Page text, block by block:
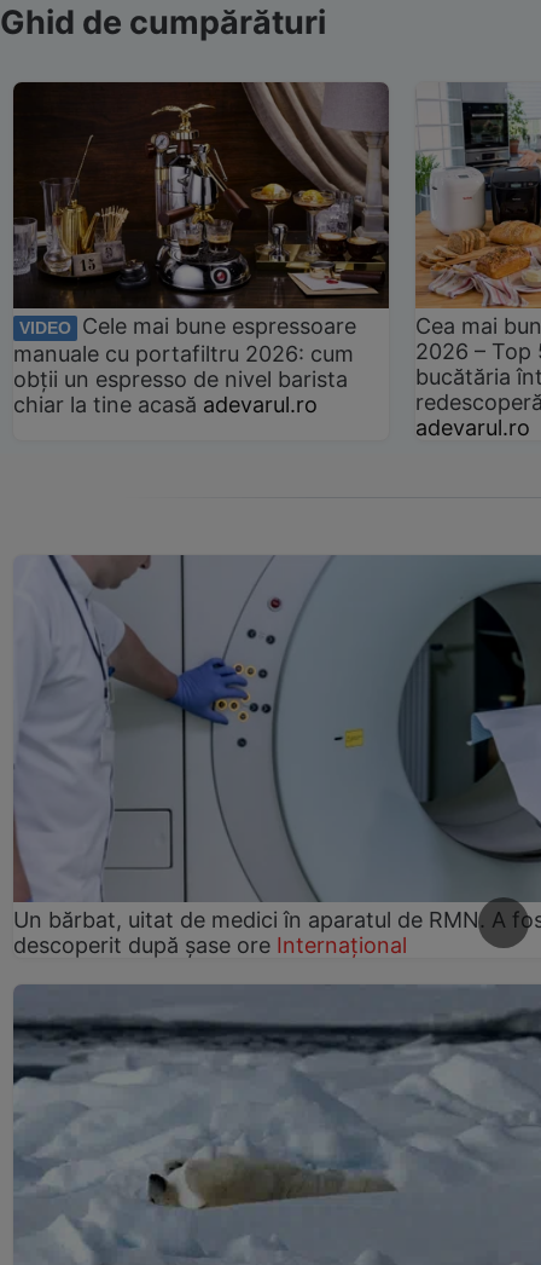
Ghid de cumpărături
VIDEO
Cele mai bune espressoare
manuale cu portafiltru 2026: cum
obții un espresso de nivel barista
chiar la tine acasă adevarul.ro
Cea mai
2026 –
bucătăria
adevarul.ro
Un bărbat, uitat de medici în aparatul de RMN. A
descoperit după șase ore Internațional